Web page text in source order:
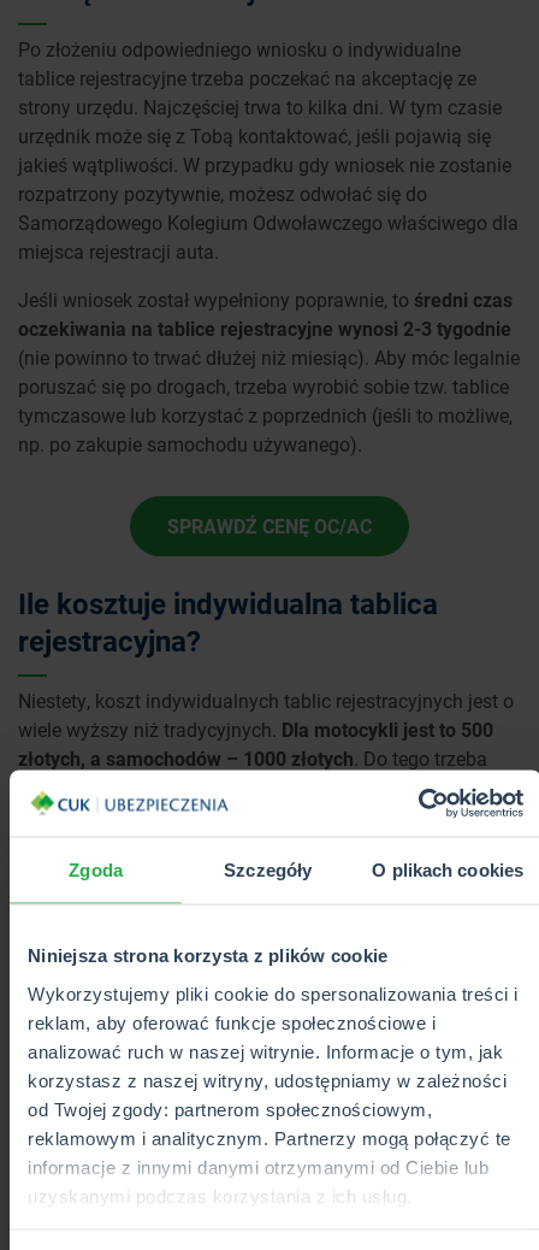
Zgoda Szczegóły O plikach cookies
Niniejsza strona korzysta z plików cookie
Wykorzystujemy pliki cookie do spersonalizowania treści i
reklam, aby oferować funkcje społecznościowe i
analizować ruch w naszej witrynie. Informacje o tym, jak
korzystasz z naszej witryny, udostępniamy w zależności
od Twojej zgody: partnerom społecznościowym,
reklamowym i analitycznym. Partnerzy mogą połączyć te
informacje z innymi danymi otrzymanymi od Ciebie lub
uzyskanymi podczas korzystania z ich usług.
Po złożeniu odpowiedniego wniosku o indywidualne
tablice rejestracyjne trzeba poczekać na akceptację ze
strony urzędu. Najczęściej trwa to kilka dni. W tym czasie
urzędnik może się z Tobą kontaktować, jeśli pojawią się
jakieś wątpliwości. W przypadku gdy wniosek nie zostanie
rozpatrzony pozytywnie, możesz odwołać się do
Samorządowego Kolegium Odwoławczego właściwego dla
miejsca rejestracji auta.
Jeśli wniosek został wypełniony poprawnie, to średni czas
oczekiwania na tablice rejestracyjne wynosi 2-3 tygodnie
(nie powinno to trwać dłużej niż miesiąc). Aby móc legalnie
poruszać się po drogach, trzeba wyrobić sobie tzw. tablice
tymczasowe lub korzystać z poprzednich (jeśli to możliwe,
np. po zakupie samochodu używanego).
SPRAWDŹ CENĘ OC/AC
Ile kosztuje indywidualna tablica
rejestracyjna?
Niestety, koszt indywidualnych tablic rejestracyjnych jest o
wiele wyższy niż tradycyjnych. Dla motocykli jest to 500
złotych, a samochodów – 1000 złotych. Do tego trzeba
wziąć pod uwagę jeszcze pozostałe opłaty za dowód
rejestracyjny, nalepki kontrolne czy pozwolenie czasowe.
tablice rejestracyjne, to trzeba liczyć się z opłatą minimum
1080 złotych.
Ile znaków jest do dyspozycji?
Wydawać by się mogło, że to po stronie kierowcy zależy,
jak mogą wyglądać indywidualne tablice rejestracyjne. Ile
znaków można w praktyce wybrać?Pierwsze dwa znaki to
przypisana odgórnie litera i cyfra, świadcząca o
województwie, w którym jest zarejestrowane auto. Dopiero
kolejne znaki (od 3 do 5) stanowią indywidualny wyróżnik
pojazdu.Do wyboru jest ciąg liter bez polskich znaków